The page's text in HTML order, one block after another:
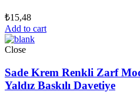
₺15,48
Add to cart
Close
Sade Krem Renkli Zarf
Yaldız Baskılı Davetiye